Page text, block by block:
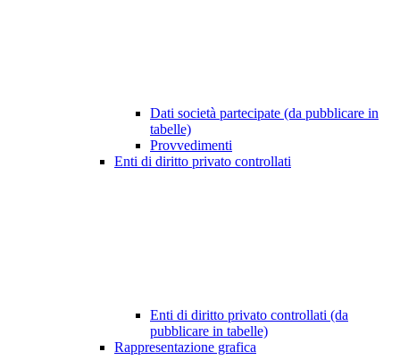
Dati società partecipate (da pubblicare in
tabelle)
Provvedimenti
Enti di diritto privato controllati
Enti di diritto privato controllati (da
pubblicare in tabelle)
Rappresentazione grafica